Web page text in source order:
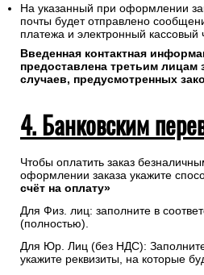
На указанный при оформлении
почты будет отправлено
платежа и электронный кассовый
Введенная контактная
предоставлена третьим лицам
случаев, предусмотренных
4. Банковским
Чтобы оплатить заказ
оформлении заказа укажите
счёт на оплату»
Для Физ. лиц: заполните в
(полностью).
Для Юр. Лиц (без НДС):
укажите реквизиты, на которые